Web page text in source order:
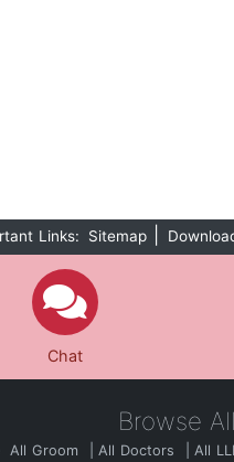
Links: Sitemap
Chat
Browse
All Groom All Doctors All